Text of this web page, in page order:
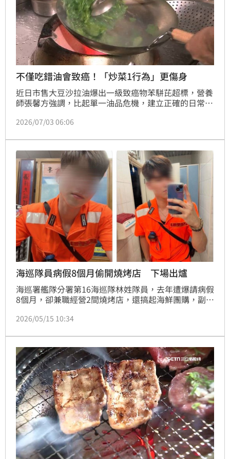
不僅吃錯油會致癌！「炒菜1行為」更傷身
近日市售大豆沙拉油爆出一級致癌物苯駢芘超標，營養
師張馨方強調，比起單一油品危機，建立正確的日常用
2026/07/03 06:06
海巡隊員病假8個月偷開燒烤店 下場出爐
海巡署艦隊分署第16海巡隊林姓隊員，去年遭爆請病假
8個月，卻兼職經營2間燒烤店，還搞起海鮮團購，副業
免職並移送懲戒法院。日前判決出爐，林男休職1年6個
2026/05/15 10:34